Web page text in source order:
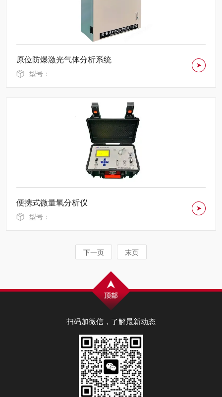
原位防爆激光气体分析系统
型号：
便携式微量氧分析仪
型号：
下一页 末页
扫码加微信，了解最新动态